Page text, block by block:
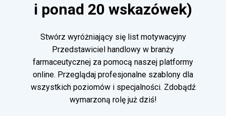
i ponad 20 wskazówek)
Stwórz wyróżniający się list motywacyjny
Przedstawiciel handlowy w branży
farmaceutycznej za pomocą naszej platformy
online. Przeglądaj profesjonalne szablony dla
wszystkich poziomów i specjalności. Zdobądź
wymarzoną rolę już dziś!